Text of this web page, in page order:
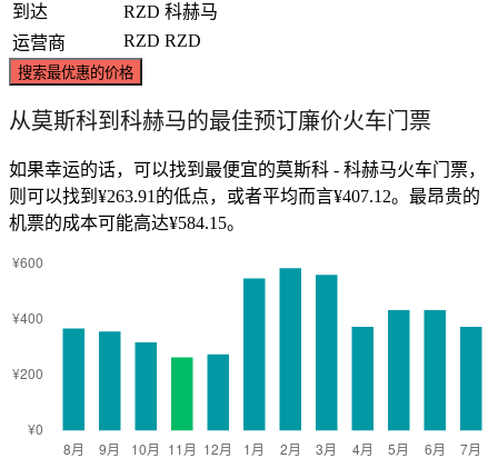
到达
RZD 科赫马
运营商
RZD RZD
搜索最优惠的价格
从莫斯科到科赫马的最佳预订廉价火车门票
如果幸运的话，可以找到最便宜的莫斯科 - 科赫马火车门票，
则可以找到¥263.91的低点，或者平均而言¥407.12。最昂贵的
机票的成本可能高达¥584.15。